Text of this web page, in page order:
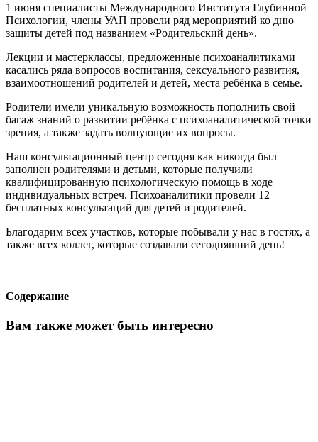
1 июня специалисты Международного Института Глубинной
Психологии, члены УАП провели ряд мероприятий ко дню
защиты детей под названием «Родительский день».
Лекции и мастерклассы, предложенные психоаналитиками
касались ряда вопросов воспитания, сексуального развития,
взаимоотношений родителей и детей, места ребёнка в семье.
Родители имели уникальную возможность пополнить свой
багаж знаний о развитии ребёнка с психоаналитической точки
зрения, а также задать волнующие их вопросы.
Наш консультационный центр сегодня как никогда был
заполнен родителями и детьми, которые получили
квалифицированную психологическую помощь в ходе
индивидуальных встреч. Психоаналитики провели 12
бесплатных консультаций для детей и родителей.
Благодарим всех участков, которые побывали у нас в гостях, а
также всех коллег, которые создавали сегодняшний день!
Содержание
Вам также может быть интересно